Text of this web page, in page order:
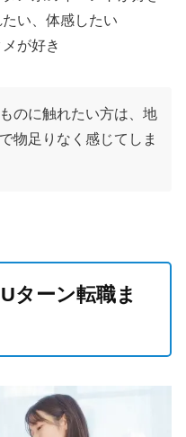
い、体感したい
が好き
のに触れたい方は、地
物足りなく感じてしま
ターン転職ま